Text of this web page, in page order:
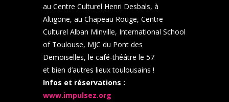
au Centre Culturel Henri Desbals, à
Altigone, au Chapeau Rouge, Centre
Culturel Alban Minville, International School
of Toulouse, MJC du Pont des
Demoiselles, le café-théâtre le 57
et bien d’autres lieux toulousains !
Infos et réservations :
www.impulsez.org